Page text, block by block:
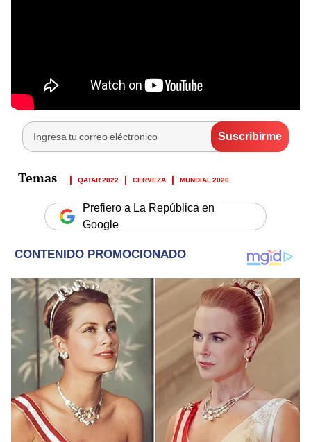
QATAR 2022 CERVEZA MUNDIAL 2026
Prefiero a La República en
Google